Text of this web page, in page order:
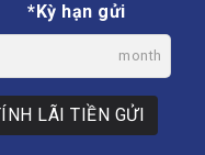
*Kỳ hạn gửi
month
LÃI TIỀN GỬI